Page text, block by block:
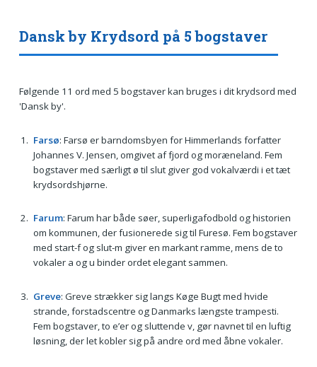
Dansk by Krydsord på 5 bogstaver
Følgende 11 ord med 5 bogstaver kan bruges i dit krydsord med
'Dansk by'.
Farsø: Farsø er barndomsbyen for Himmerlands forfatter
Johannes V. Jensen, omgivet af fjord og moræneland. Fem
bogstaver med særligt ø til slut giver god vokalværdi i et tæt
krydsordshjørne.
Farum: Farum har både søer, superligafodbold og historien
om kommunen, der fusionerede sig til Furesø. Fem bogstaver
med start-f og slut-m giver en markant ramme, mens de to
vokaler a og u binder ordet elegant sammen.
Greve: Greve strækker sig langs Køge Bugt med hvide
strande, forstadscentre og Danmarks længste trampesti.
Fem bogstaver, to e’er og sluttende v, gør navnet til en luftig
løsning, der let kobler sig på andre ord med åbne vokaler.